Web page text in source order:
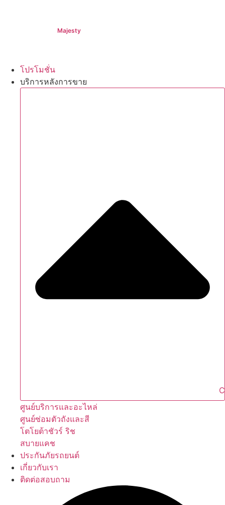
Majesty
โปรโมชั่น
บริการหลังการขาย
ศูนย์บริการและอะไหล่
ศูนย์ซ่อมตัวถังและสี
โตโยต้าชัวร์ ริช
สบายแคช
ประกันภัยรถยนต์
เกี่ยวกับเรา
ติดต่อสอบถาม